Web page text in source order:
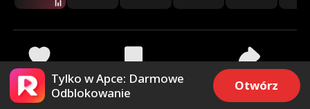
486 8.9k Udostępnij
Tylko w Apce: Darmowe
Odblokowanie
Otwórz